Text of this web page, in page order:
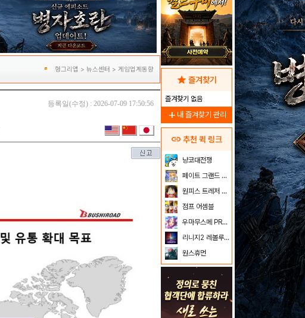
헝그리앱 > 뉴스센터 > 게임업계동향
등록일(수정) : 2026-07-09 17:50:56
star 즐겨찾기
즐겨찾기 없음
add 내 즐겨찾기 관리
link 추천 퀵 링크
냥코대전쟁
페이트 그랜드 오더
원피스 트레저 크루즈
점프 어셈블
우마무스메 PRETTY DERBY
리니지2 레볼루션
원스휴먼